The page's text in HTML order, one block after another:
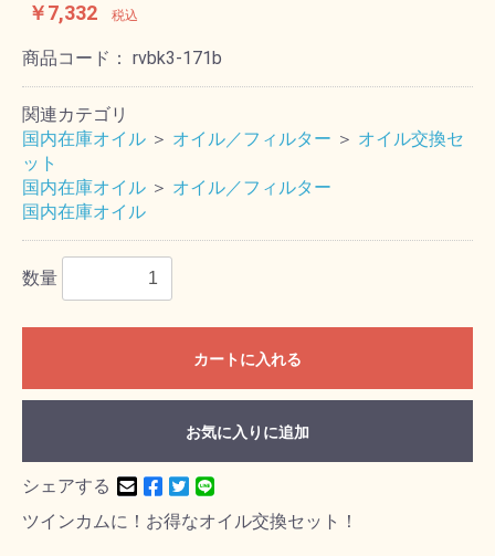
￥7,332 税込
商品コード： rvbk3-171b
関連カテゴリ
国内在庫オイル ＞ オイル／フィルター ＞ オイル交換セ
ット
国内在庫オイル ＞ オイル／フィルター
国内在庫オイル
数量
カートに入れる
お気に入りに追加
シェアする
ツインカムに！お得なオイル交換セット！